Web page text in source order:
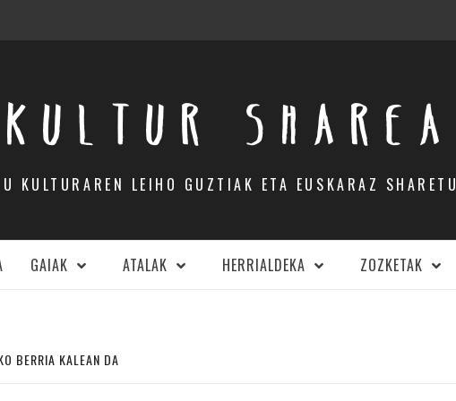
KULTUR SHAREA
KULTURAREN LEIHO GUZTIAK ETA EUSKARAZ SHARETU
GAIAK ATALAK HERRIALDEKA ZOZKETAK
BERRIA KALEAN DA